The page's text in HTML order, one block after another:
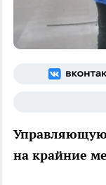
на крайние